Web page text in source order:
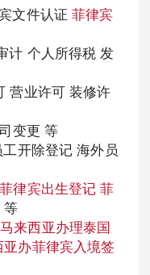
文件认证菲律宾
计 个人所得税 发
营业许可 装修许
变更 等
开除登记 海外员
菲律宾出生登记 菲
等
马来西亚办理泰国
亚办菲律宾入境签